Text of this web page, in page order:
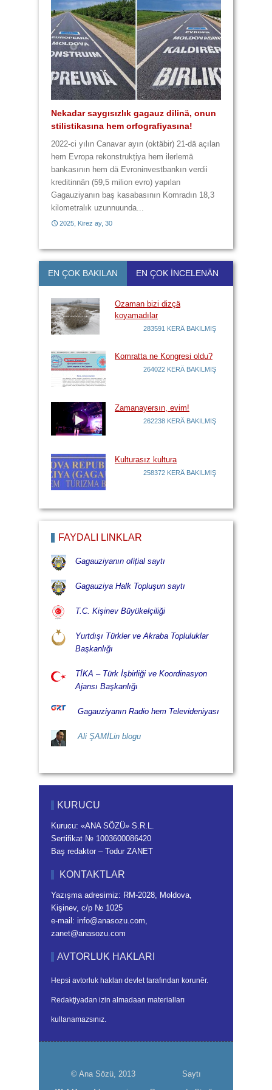
Nekadar saygısızlık gagauz dilinä, onun
stilistikasına hem orfografiyasına!
2022-ci yılın Canavar ayın (oktäbir) 21-dä açılan
hem Evropa rekonstrukțiya hem ilerlemä
bankasının hem dä Evroninvestbankın verdii
kreditinnän (59,5 milion evro) yapılan
Gagauziyanın baş kasabasının Komradın 18,3
kilometralık uzunnuunda...
2025, Kirez ay, 30
Zavalı Gagauz Dilimiz! Hem zaametä,
hem da harcanan paraya yazık!
2017, Kirez ay, 21
Kulturasız kultura
2014, Çiçek ay, 28
Yannışlıklar karma karışık
2014, Baba Marta, 29
4 lafta 9 yannışlık var
2014, Baba Marta, 3
Üç lafta 6 yannışlık
2014, Büük ay, 11
EN ÇOK BAKILAN EN ÇOK İNCELENÄN
Ozaman bizi dizçä
koyamadılar
283591 KERÄ BAKILMIŞ
Komratta ne Kongresi oldu?
264022 KERÄ BAKILMIŞ
Zamanayersın, evim!
262238 KERÄ BAKILMIŞ
Kulturasız kultura
258372 KERÄ BAKILMIŞ
FAYDALI LİNKLÄR
Gagauziyanın ofițial saytı
Gagauziya Halk Topluşun saytı
T.C. Kişinev Büyükelçiliği
Yurtdışı Türkler ve Akraba Topluluklar
Başkanlığı
TİKA – Türk İşbirliği ve Koordinasyon
Ajansı Başkanlığı
Gagauziyanın Radio hem Televideniyası
Ali ŞAMİLin blogu
KURUCU
Kurucu: «ANA SÖZÜ» S.R.L.
Sertifikat № 1003600086420
Baş redaktor – Todur ZANET
KONTAKTLAR
Yazışma adresimiz: RM-2028, Moldova,
Kişinev, c/p № 1025
e-mail: info@anasozu.com,
zanet@anasozu.com
AVTORLUK HAKLARI
Hepsi avtorluk hakları devlet tarafından korunêr.
Redakţiyadan izin almadaan materialları
kullanamazsınız.
© Ana Sözü, 2013
Saytı